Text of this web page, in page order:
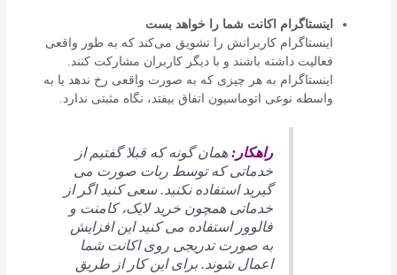
اینستاگرام اکانت شما را خواهد بست
اینستاگرام کاربرانش را تشویق می‌کند که به طور واقعی
فعالیت داشته باشند و با دیگر کاربران مشارکت کنند.
اینستاگرام به هر چیزی که به صورت واقعی رخ ندهد یا به
واسطه نوعی اتوماسیون اتفاق بیفتد، نگاه مثبتی ندارد.
راهکار: همان گونه که قبلا گفتیم از
خدماتی که توسط ربات صورت می
گیرید استفاده نکنید. سعی کنید اگر از
خدماتی همچون خرید لایک، کامنت و
فالوور استفاده می کنید این افزایش
به صورت تدریجی روی اکانت شما
اعمال شوند. برای این کار از طریق